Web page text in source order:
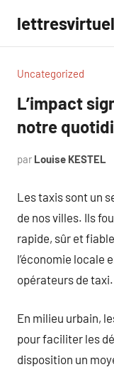
contenu
Uncategorized
L’impact
notre
par Louise KESTEL
Les taxis sont un
de nos villes. Ils
rapide, sûr et
l’économie locale
opérateurs de taxi.
En milieu urbain,
pour faciliter les
disposition un